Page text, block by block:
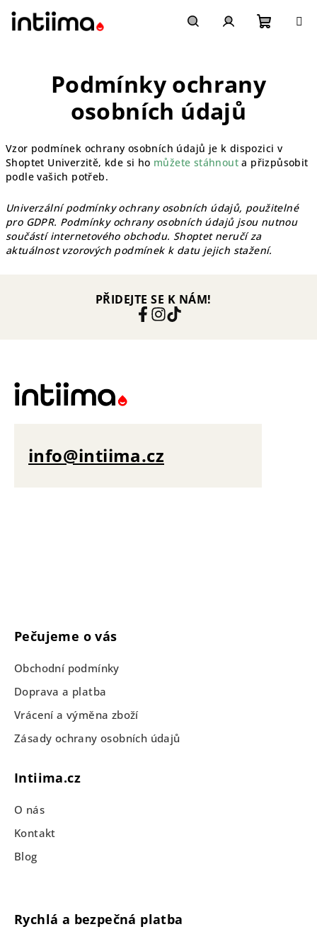
obsah
košík
Podmínky ochrany
osobních údajů
Vzor podmínek ochrany osobních údajů je k dispozici v
Shoptet Univerzitě, kde si ho můžete stáhnout a přizpůsobit
podle vašich potřeb.
Univerzální podmínky ochrany osobních údajů, použitelné
pro GDPR. Podmínky ochrany osobních údajů jsou nutnou
součástí internetového obchodu. Shoptet neručí za
aktuálnost vzorových podmínek k datu jejich stažení.
PŘIDEJTE SE K NÁM!
info@intiima.cz
Pečujeme o vás
Obchodní podmínky
Doprava a platba
Vrácení a výměna zboží
Zásady ochrany osobních údajů
Intiima.cz
O nás
Kontakt
Blog
Rychlá a bezpečná platba